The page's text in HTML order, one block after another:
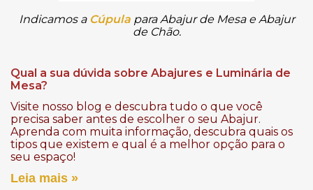
Indicamos a Cúpulapara Abajur de Mesa e Abajur
de Chão.
Qual a sua dúvida sobre Abajures e Luminária de
Mesa?
Visite nosso blog e descubra tudo o que você
precisa saber antes de escolher o seu Abajur.
Aprenda com muita informação, descubra quais os
tipos que existem e qual é a melhor opção para o
seu espaço!
Leia mais »